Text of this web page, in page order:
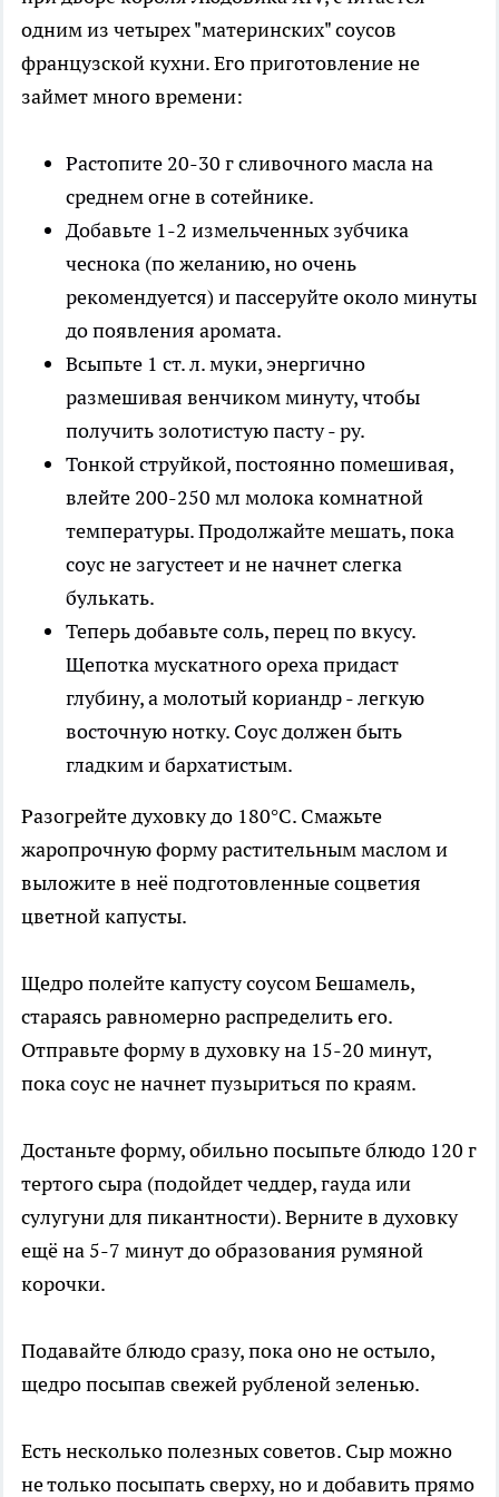
одним из четырех "материнских" соусов
французской кухни. Его приготовление не
займет много времени:
Растопите 20-30 г сливочного масла на
среднем огне в сотейнике.
Добавьте 1-2 измельченных зубчика
чеснока (по желанию, но очень
рекомендуется) и пассеруйте около минуты
до появления аромата.
Всыпьте 1 ст. л. муки, энергично
размешивая венчиком минуту, чтобы
получить золотистую пасту - ру.
Тонкой струйкой, постоянно помешивая,
влейте 200-250 мл молока комнатной
температуры. Продолжайте мешать, пока
соус не загустеет и не начнет слегка
булькать.
Теперь добавьте соль, перец по вкусу.
Щепотка мускатного ореха придаст
глубину, а молотый кориандр - легкую
восточную нотку. Соус должен быть
гладким и бархатистым.
Разогрейте духовку до 180°C. Смажьте
жаропрочную форму растительным маслом и
выложите в неё подготовленные соцветия
цветной капусты.
Щедро полейте капусту соусом Бешамель,
стараясь равномерно распределить его.
Отправьте форму в духовку на 15-20 минут,
пока соус не начнет пузыриться по краям.
Достаньте форму, обильно посыпьте блюдо 120 г
тертого сыра (подойдет чеддер, гауда или
сулугуни для пикантности). Верните в духовку
ещё на 5-7 минут до образования румяной
корочки.
Подавайте блюдо сразу, пока оно не остыло,
щедро посыпав свежей рубленой зеленью.
Есть несколько полезных советов. Сыр можно
не только посыпать сверху, но и добавить прямо